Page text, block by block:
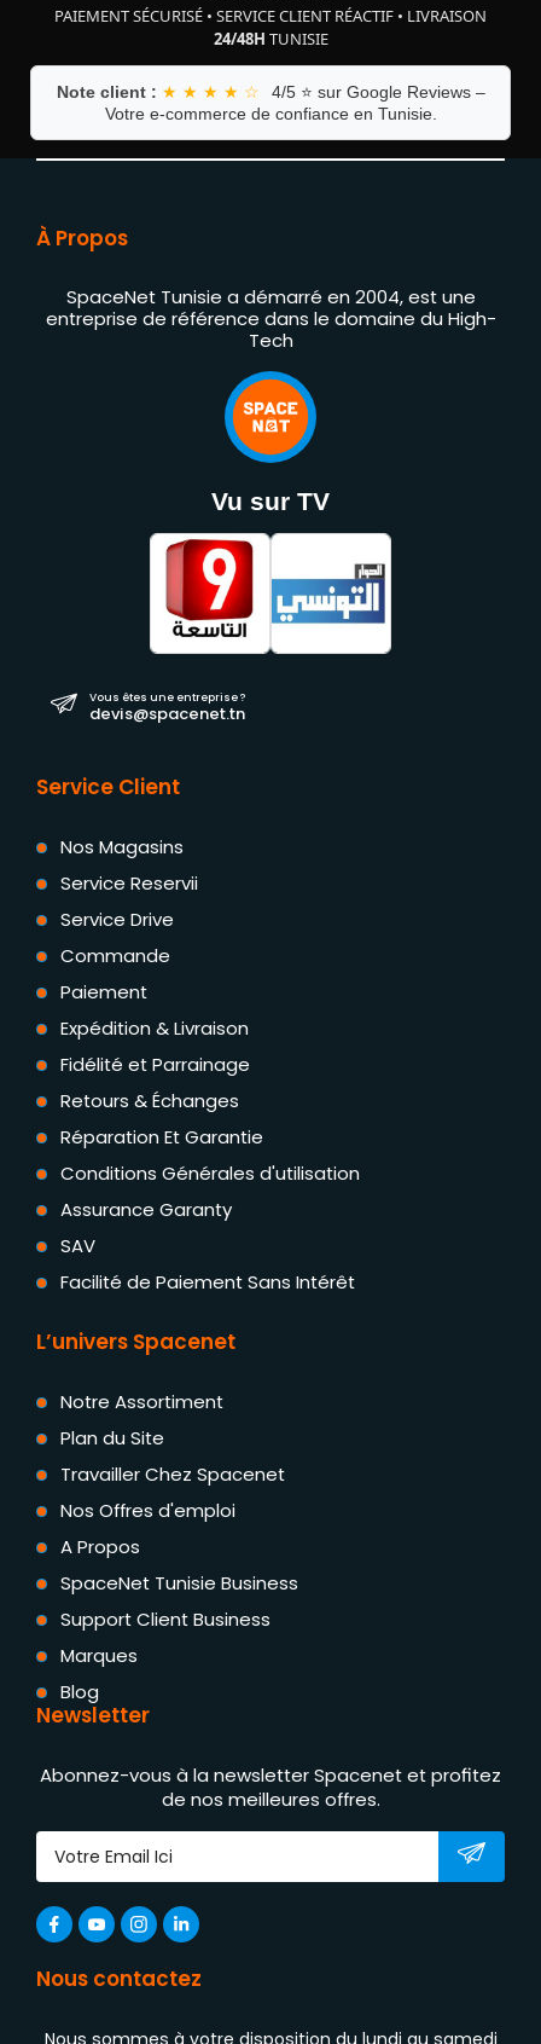
PAIEMENT SÉCURISÉ • SERVICE CLIENT RÉACTIF • LIVRAISON
24/48H TUNISIE
Note client : ★ ★ ★ ★ ☆
4/5 ⭐ sur Google Reviews –
Votre e-commerce de confiance en Tunisie.
À Propos
SpaceNet Tunisie a démarré en 2004, est une
entreprise de référence dans le domaine du High-
Tech
Vu sur TV
Vous êtes une entreprise ?
devis@spacenet.tn
Service Client
Nos Magasins
Service Reservii
Service Drive
Commande
Paiement
Expédition & Livraison
Fidélité et Parrainage
Retours & Échanges
Réparation Et Garantie
Conditions Générales d'utilisation
Assurance Garanty
SAV
Facilité de Paiement Sans Intérêt
L’univers Spacenet
Notre Assortiment
Plan du Site
Travailler Chez Spacenet
Nos Offres d'emploi
A Propos
SpaceNet Tunisie Business
Support Client Business
Marques
Blog
Newsletter
Abonnez-vous à la newsletter Spacenet et profitez
de nos meilleures offres.
Nous contactez